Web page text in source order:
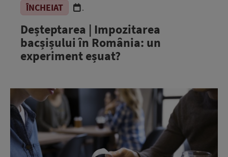
ÎNCHEIAT .
Deșteptarea | Impozitarea
bacșișului în România: un
experiment eșuat?